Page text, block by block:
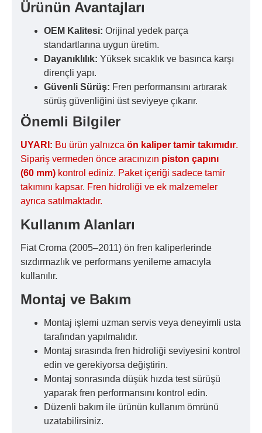
Ürünün Avantajları
OEM Kalitesi: Orijinal yedek parça
standartlarına uygun üretim.
Dayanıklılık: Yüksek sıcaklık ve basınca karşı
dirençli yapı.
Güvenli Sürüş: Fren performansını artırarak
sürüş güvenliğini üst seviyeye çıkarır.
Önemli Bilgiler
UYARI: Bu ürün yalnızca ön kaliper tamir takımıdır.
Sipariş vermeden önce aracınızın piston çapını
(60 mm) kontrol ediniz. Paket içeriği sadece tamir
takımını kapsar. Fren hidroliği ve ek malzemeler
ayrıca satılmaktadır.
Kullanım Alanları
Fiat Croma (2005–2011) ön fren kaliperlerinde
sızdırmazlık ve performans yenileme amacıyla
kullanılır.
Montaj ve Bakım
Montaj işlemi uzman servis veya deneyimli usta
tarafından yapılmalıdır.
Montaj sırasında fren hidroliği seviyesini kontrol
edin ve gerekiyorsa değiştirin.
Montaj sonrasında düşük hızda test sürüşü
yaparak fren performansını kontrol edin.
Düzenli bakım ile ürünün kullanım ömrünü
uzatabilirsiniz.